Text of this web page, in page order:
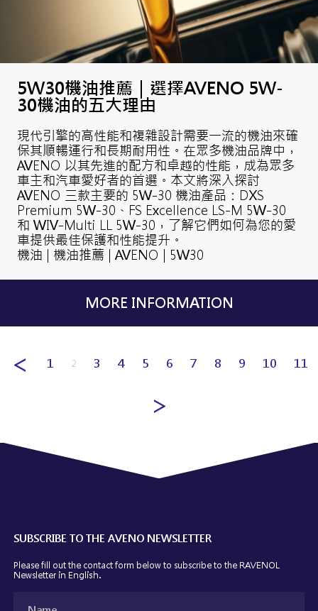
5W30機油推薦｜選擇AVENO 5W-
30機油的五大理由
現代引擎的高性能和複雜設計需要一流的機油來確
保其順暢運行和長期耐用性。在眾多機油品牌中，
AVENO 以其先進的配方和卓越的性能，成為眾多
車主和汽車愛好者的首選。本文將深入探討
AVENO 三款主要的 5W-30 機油產品：DXS
Premium 5W-30、FS Excellence LS-M 5W-30
和 WIV-Multi LL 5W-30，了解它們如何為您的愛
車提供最佳保護和性能提升。
機油 | 機油推薦 | AVENO | 5W30
MORE INFORMATION
1 2 3 4 5 6 7 8 9 10 11
SUBSCRIBE TO THE AVENO NEWSLETTER
Please fill out the contact form below to subscribe to the RAVENOL
Newsletter in English.